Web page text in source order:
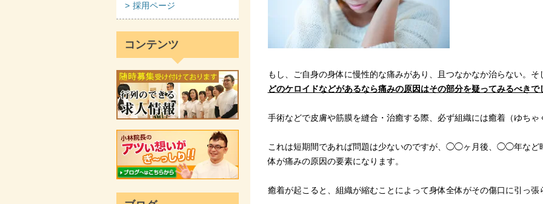
もし、ご自身の身体に慢性的な痛みがあり、且つなかなか治らない。そ
どのケロイドなどがあるなら痛みの原因はその部分を疑ってみるべきで
手術などで皮膚や筋膜を縫合・治癒する際、必ず組織には癒着（ゆちゃ
これは短期間であれば問題は少ないのですが、◯◯ヶ月後、◯◯年など
体が痛みの原因の要素になります。
癒着が起こると、組織が縮むことによって身体全体がその傷口に引っ張
採用ページ
コンテンツ